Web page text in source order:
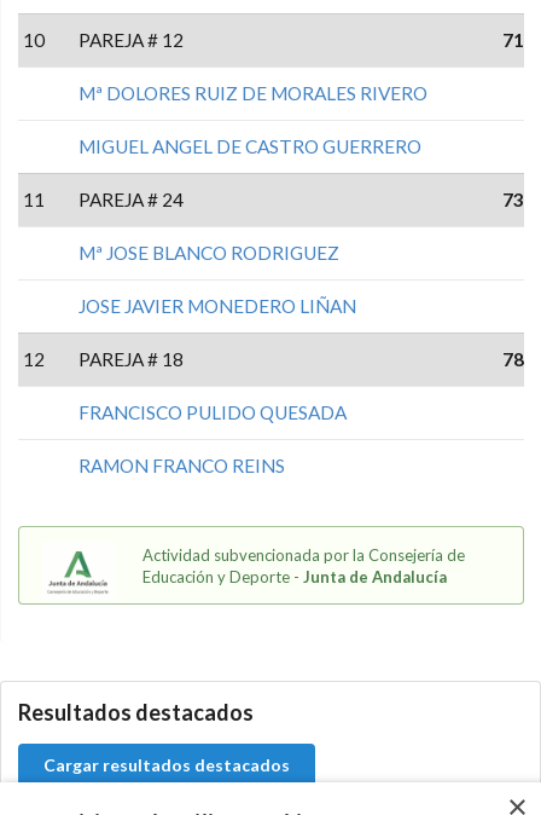
10 PAREJA # 12 71
Mª DOLORES RUIZ DE MORALES RIVERO
MIGUEL ANGEL DE CASTRO GUERRERO
11 PAREJA # 24 73
Mª JOSE BLANCO RODRIGUEZ
JOSE JAVIER MONEDERO LIÑAN
12 PAREJA # 18 78
FRANCISCO PULIDO QUESADA
RAMON FRANCO REINS
Actividad subvencionada por la Consejería de
Educación y Deporte - Junta de Andalucía
Resultados destacados
Cargar resultados destacados
×